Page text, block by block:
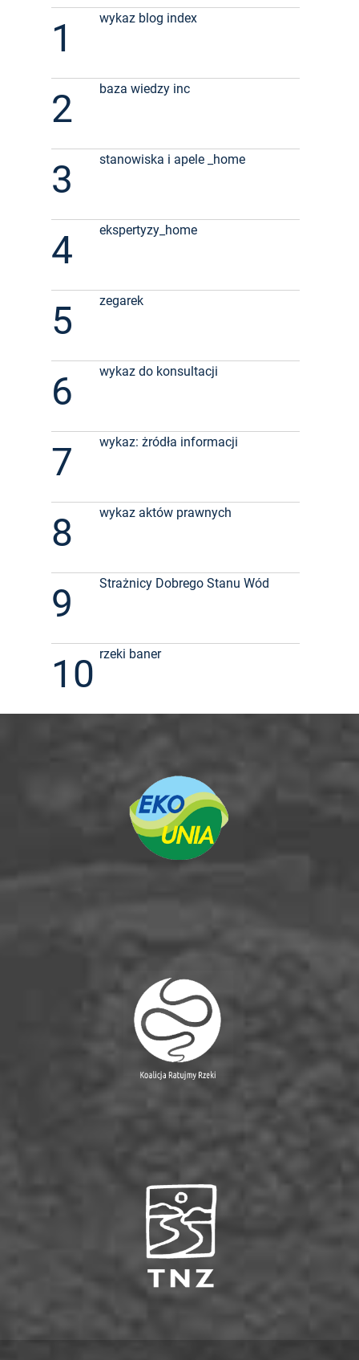
1 wykaz blog index
2 baza wiedzy inc
3 stanowiska i apele _home
4 ekspertyzy_home
5 zegarek
6 wykaz do konsultacji
7 wykaz: żródła informacji
8 wykaz aktów prawnych
9 Strażnicy Dobrego Stanu Wód
10 rzeki baner